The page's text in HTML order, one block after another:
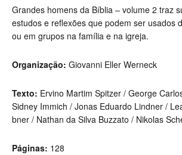
Grandes homens da Bíblia – volume 2 traz
estudos e reflexões que podem ser usados
ou em grupos na família e na igreja.
Organização: Giovanni Eller Werneck
Texto: Ervino Martim Spitzer / George
Sidney Immich / Jonas Eduardo Lindner /
bner / Nathan da Silva Buzzato / Nikolas
Páginas: 128